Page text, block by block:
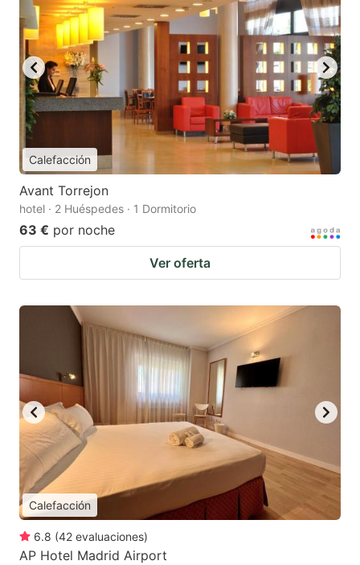
Calefacción
Avant Torrejon
hotel · 2 Huéspedes · 1 Dormitorio
63 € por noche
Ver oferta
Calefacción
6.8 (42 evaluaciones)
AP Hotel Madrid Airport